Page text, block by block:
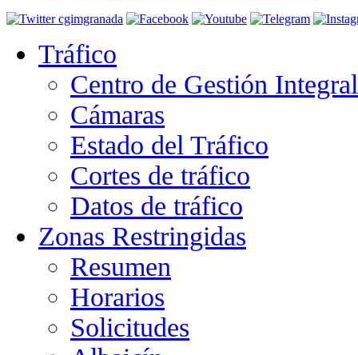
Tráfico
Centro de Gestión
Cámaras
Estado del Tráfico
Cortes de tráfico
Datos de tráfico
Zonas Restringidas
Resumen
Horarios
Solicitudes